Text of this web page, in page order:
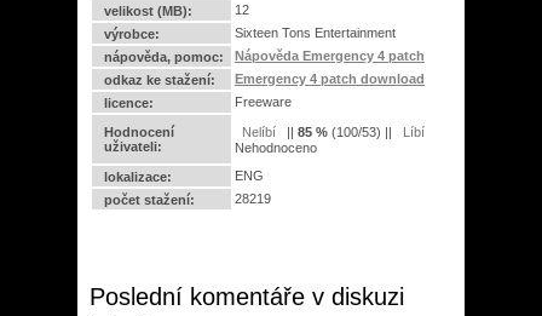
velikost (MB):
12
výrobce:
Sixteen Tons Entertainment
nápověda, pomoc:
Nápověda Emergency 4 patch
odkaz ke stažení:
Emergency 4 patch download
licence:
Freeware
Hodnocení
uživateli:
|| 85 % (100/53) ||
Nehodnoceno
lokalizace:
ENG
počet stažení:
28219
Poslední komentáře v diskuzi